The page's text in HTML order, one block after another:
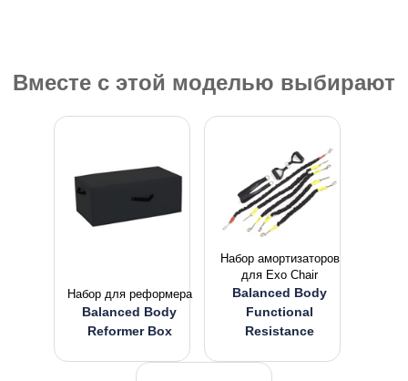
Вместе с этой моделью выбирают
Набор для реформера
Balanced Body
Reformer Box
Набор амортизаторов
для Exo Chair
Balanced Body
Functional
Resistance